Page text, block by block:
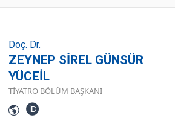
Doç. Dr.
ZEYNEP SİREL GÜNSÜR
YÜCEİL
TIYATRO BÖLÜM BAŞKANI